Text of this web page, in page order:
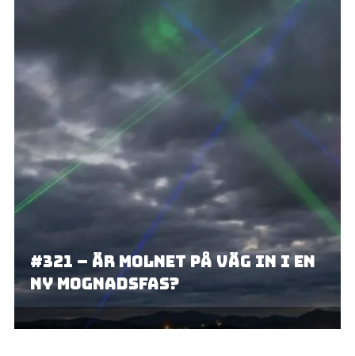
#321 – Är molnet på väg in i en
ny mognadsfas?